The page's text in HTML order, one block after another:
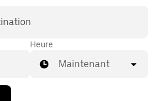
Heure
Maintenant